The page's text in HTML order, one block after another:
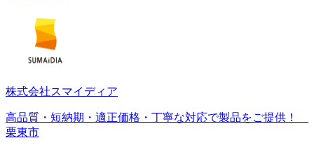
株式会社スマイディア
高品質・短納期・適正価格・丁寧な対応で製品をご提供！
栗東市